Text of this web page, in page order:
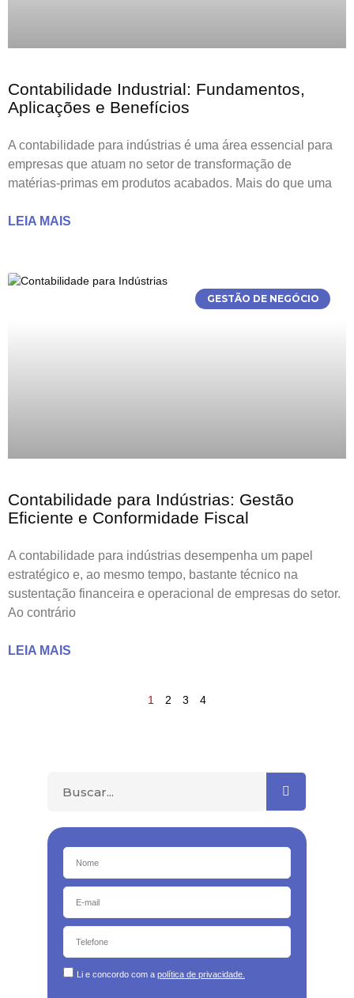
Contabilidade Industrial: Fundamentos,
Aplicações e Benefícios
A contabilidade para indústrias é uma área essencial para
empresas que atuam no setor de transformação de
matérias-primas em produtos acabados. Mais do que uma
LEIA MAIS
GESTÃO DE NEGÓCIO
Contabilidade para Indústrias: Gestão
Eficiente e Conformidade Fiscal
A contabilidade para indústrias desempenha um papel
estratégico e, ao mesmo tempo, bastante técnico na
sustentação financeira e operacional de empresas do setor.
Ao contrário
LEIA MAIS
1 2 3 4
Li e concordo com a política de privacidade.